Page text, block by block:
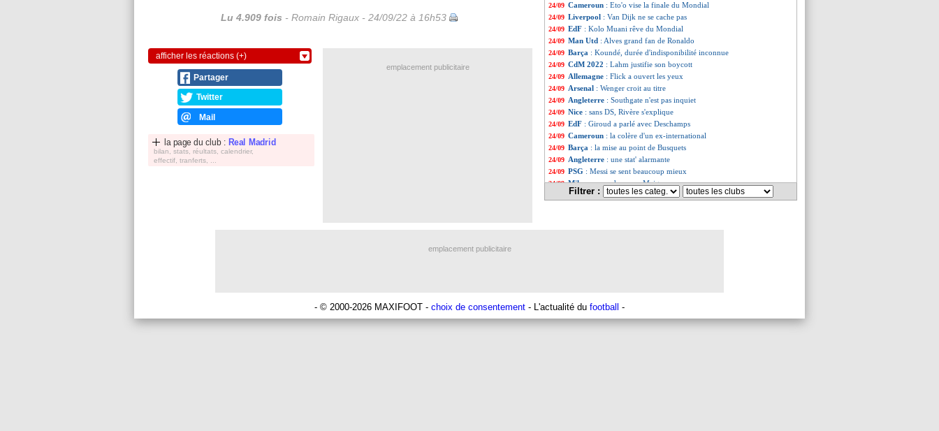
Lu 4.909 fois - Romain Rigaux - 24/09/22 à 16h53
afficher les réactions (+)
Partager
Twitter
Mail
la page du club : Real Madrid
bilan, stats, réultats, calendrier,
effectif, tranferts, ...
24/09 Cameroun : Eto'o vise la finale du Mondial
24/09 Liverpool : Van Dijk ne se cache pas
24/09 EdF : Kolo Muani rêve du Mondial
24/09 Man Utd : Alves grand fan de Ronaldo
24/09 Barça : Koundé, durée d'indisponibilité inconnue
24/09 CdM 2022 : Lahm justifie son boycott
24/09 Allemagne : Flick a ouvert les yeux
24/09 Arsenal : Wenger croit au titre
24/09 Angleterre : Southgate n'est pas inquiet
24/09 Nice : sans DS, Rivère s'explique
24/09 EdF : Giroud a parlé avec Deschamps
24/09 Cameroun : la colère d'un ex-international
24/09 Barça : la mise au point de Busquets
24/09 Angleterre : une stat' alarmante
24/09 PSG : Messi se sent beaucoup mieux
24/09 Milan: coup dur pour Maignan
PSG: Domenech tacle Mbappé
Filtrer :
emplacement publicitaire
emplacement publicitaire
- © 2000-2026 MAXIFOOT - choix de consentement - L'actualité du football -